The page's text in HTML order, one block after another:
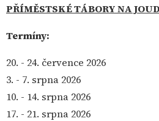
PŘÍMĚSTSKÉ TÁBORY NA
Termíny:
20. - 24. července 2026
3. - 7. srpna 2026
10. - 14. srpna 2026
17. - 21. srpna 2026